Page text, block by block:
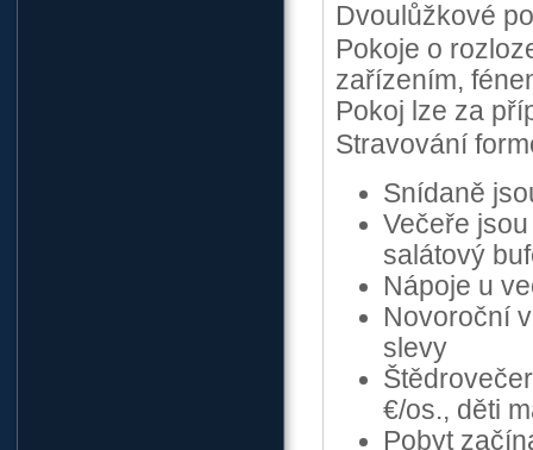
Dvoulůžkové
Pokoje o
zařízením,
Pokoj lze za
Stravování
Snídaně
Večeře
salátový
Nápoje u
Novoroční
slevy
€/os., děti
Pobyt